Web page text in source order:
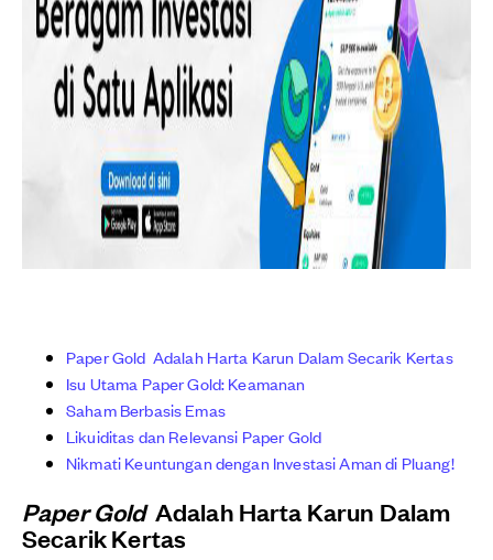
Paper Gold Adalah Harta Karun Dalam Secarik Kertas
Isu Utama Paper Gold: Keamanan
Saham Berbasis Emas
Likuiditas dan Relevansi Paper Gold
Nikmati Keuntungan dengan Investasi Aman di Pluang!
Paper GoldAdalah Harta Karun Dalam
Secarik Kertas